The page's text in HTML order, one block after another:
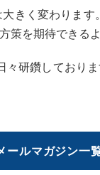
きく変わりま
を期待できる
研鑽しており
ールマガジン一